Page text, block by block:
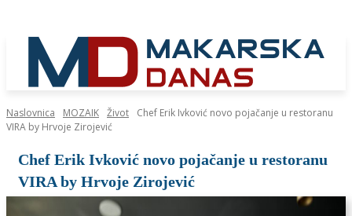
Naslovnica MOZAIK Život
Chef Erik Ivković novo pojačanje u restoranu
VIRA by Hrvoje Zirojević
Chef Erik Ivković novo pojačanje u restoranu
VIRA by Hrvoje Zirojević